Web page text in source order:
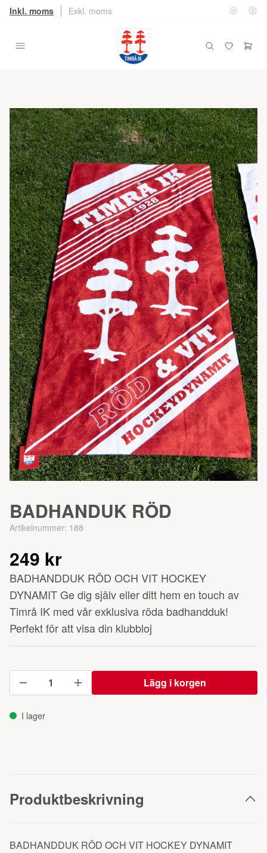
Inkl. moms Exkl. moms
BADHANDUK RÖD
Artikelnummer: 188
249 kr
BADHANDDUK RÖD OCH VIT HOCKEY
DYNAMIT Ge dig själv eller ditt hem en touch av
Timrå IK med vår exklusiva röda badhandduk!
Perfekt för att visa din klubbloj
Lägg i korgen
I lager
Produktbeskrivning
BADHANDDUK RÖD OCH VIT HOCKEY DYNAMIT